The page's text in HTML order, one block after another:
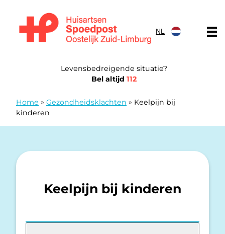
NL
Levensbedreigende situatie?
Bel altijd 112
Home » Gezondheidsklachten » Keelpijn bij
kinderen
Keelpijn bij kinderen